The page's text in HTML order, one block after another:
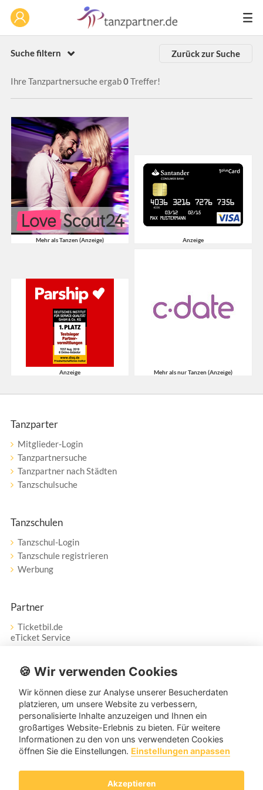
Suche filtern Zurück zur Suche
Ihre Tanzpartnersuche ergab0Treffer!
Mehr als Tanzen (Anzeige) Anzeige
Anzeige Mehr als nur Tanzen (Anzeige)
Tanzparter
Mitglieder-Login
Tanzpartnersuche
Tanzpartner nach Städten
Tanzschulsuche
Tanzschulen
Tanzschul-Login
Tanzschule registrieren
Werbung
Partner
Ticketbil.de
eTicket Service
Vertrag widerrufen
Service
Unser Tanzpartner-Service hilft Ihnen bei Fragen und
Anregungen gerne weiter!
🍪 Wir verwenden Cookies
Wir können diese zur Analyse unserer Besucherdaten
platzieren, um unsere Website zu verbessern,
personalisierte Inhalte anzuzeigen und Ihnen ein
großartiges Website-Erlebnis zu bieten. Für weitere
Informationen zu den von uns verwendeten Cookies
öffnen Sie die Einstellungen. Einstellungen anpassen
Akzeptieren